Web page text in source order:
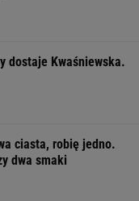
dostaje Kwaśniewska.
ciasta, robię jedno.
dwa smaki